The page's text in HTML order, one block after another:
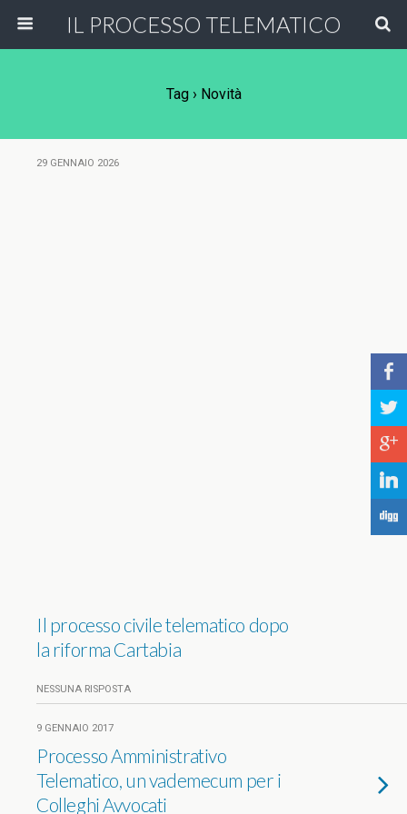
IL PROCESSO TELEMATICO
Tag › Novità
29 GENNAIO 2026
Il processo civile telematico dopo
la riforma Cartabia
NESSUNA RISPOSTA
9 GENNAIO 2017
Processo Amministrativo
Telematico, un vademecum per i
Colleghi Avvocati
b
a
c
j
F